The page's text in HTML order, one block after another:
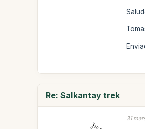
Re: Salkantay trek
31